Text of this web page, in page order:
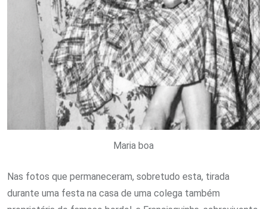
Maria boa
Nas fotos que permaneceram, sobretudo esta, tirada
durante uma festa na casa de uma colega também